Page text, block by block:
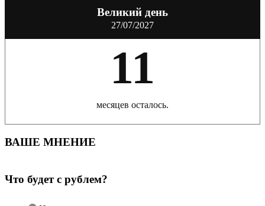
Великий день
27/07/2027
11
месяцев осталось.
ВАШЕ МНЕНИЕ
Что будет с рублем?